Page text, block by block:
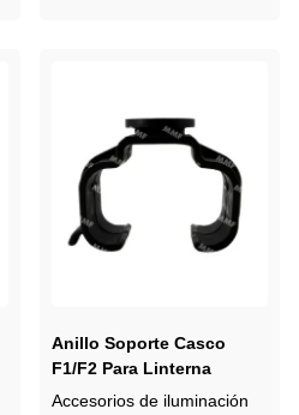
Anillo Soporte Casco
F1/F2 Para Linterna
3315Z0
Accesorios de iluminación